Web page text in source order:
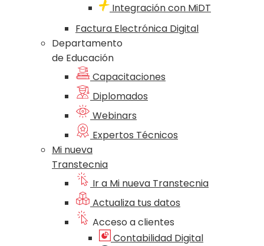
Integración con MiDT
Factura Electrónica Digital
Departamento
de Educación
Capacitaciones
Diplomados
Webinars
Expertos Técnicos
Mi nueva
Transtecnia
Ir a Mi nueva Transtecnia
Actualiza tus datos
Acceso a clientes
Contabilidad Digital